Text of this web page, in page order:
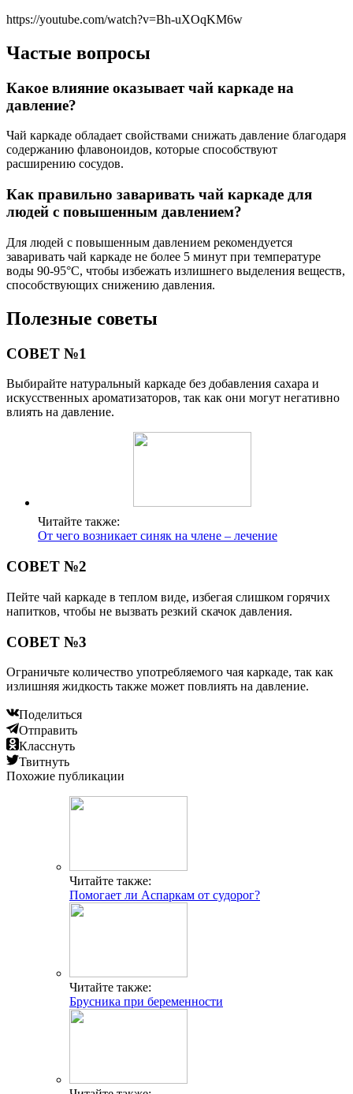
https://youtube.com/watch?v=Bh-uXOqKM6w
Частые вопросы
Какое влияние оказывает чай каркаде на
давление?
Чай каркаде обладает свойствами снижать давление благодаря
содержанию флавоноидов, которые способствуют
расширению сосудов.
Как правильно заваривать чай каркаде для
людей с повышенным давлением?
Для людей с повышенным давлением рекомендуется
заваривать чай каркаде не более 5 минут при температуре
воды 90-95°C, чтобы избежать излишнего выделения веществ,
способствующих снижению давления.
Полезные советы
СОВЕТ №1
Выбирайте натуральный каркаде без добавления сахара и
искусственных ароматизаторов, так как они могут негативно
влиять на давление.
Читайте также:
От чего возникает синяк на члене – лечение
СОВЕТ №2
Пейте чай каркаде в теплом виде, избегая слишком горячих
напитков, чтобы не вызвать резкий скачок давления.
СОВЕТ №3
Ограничьте количество употребляемого чая каркаде, так как
излишняя жидкость также может повлиять на давление.
Поделиться
Отправить
Класснуть
Твитнуть
Похожие публикации
Читайте также:
Помогает ли Аспаркам от судорог?
Читайте также:
Брусника при беременности